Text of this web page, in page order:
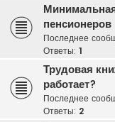
пенсионеров
Последнее
Ответы: 1
Трудовая
работает?
Последнее
Ответы: 2